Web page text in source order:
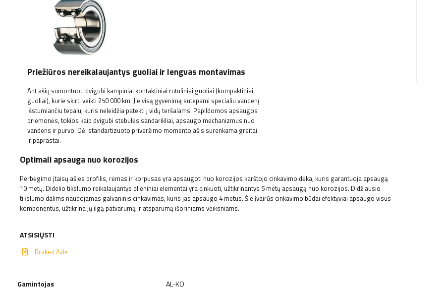
Priežiūros nereikalaujantys guoliai ir lengvas montavimas
Ant ašių sumontuoti dvigubi kampiniai kontaktiniai rutuliniai guoliai (kompaktiniai
guoliai), kurie skirti veikti 250 000 km. Jie visą gyvenimą sutepami specialiu vandenį
išstumiančiu tepalu, kuris neleidžia patekti į vidų teršalams. Papildomos apsaugos
priemonės, tokios kaip dvigubi stebulės sandarikliai, apsaugo mechanizmus nuo
vandens ir purvo. Dėl standartizuoto priveržimo momento ašis surenkama greitai
ir paprastai.
Optimali apsauga nuo korozijos
Perbėgimo įtaisų ašies profilis, rėmas ir korpusas yra apsaugoti nuo korozijos karštojo cinkavimo dėka, kuris garantuoja apsaugą
10 metų. Didelio tikslumo reikalaujantys plieniniai elementai yra cinkuoti, užtikrinantys 5 metų apsaugą nuo korozijos. Didžiausio
tikslumo dalims naudojamas galvaninis cinkavimas, kuris jas apsaugo 4 metus. Šie įvairūs cinkavimo būdai efektyviai apsaugo visus
komponentus, užtikrina jų ilgą patvarumą ir atsparumą išoriniams veiksniams.
ATSISIŲSTI
Braked Axle
Gamintojas
AL-KO